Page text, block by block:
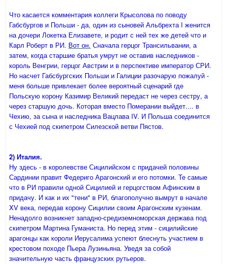
Что касается комментария коллеги Крысолова по поводу
Габсбургов и Польши - да, один из сыновей Альбрехта I женится
на дочери Локетка Елизавете, и родит с ней тех же детей что и
Карл Роберт в РИ. Вот он. Сначала герцог Трансильвании, а
затем, когда старшие братья умрут не оставив наследников -
король Венгрии, герцог Австрии и в перспективе император СРИ.
Но насчет Габсбургских Польши и Галиции разочарую пожалуй -
меня больше привлекает более вероятный сценарий где
Польскую корону Казимир Великий передаст не через сестру, а
через старшую дочь. Которая вместо Померании выйдет.... в
Чехию, за сына и наследника Вацлава IV. И Польша соединится
с Чехией под скипетром Силезской ветви Пястов.
2) Италия.
Ну здесь - в королевстве Сицилийском с придачей половины
Сардинии правит Федериго Арагонский и его потомки. Те самые
что в РИ правили одной Сицилией и герцогством Афинским в
придачу. И как и их "тени" в РИ, благополучно вымрут в начале
XV века, передав корону Сицилии своим Арагонским кузенам.
Ненадолго возникнет западно-средиземноморская держава под
скипетром Мартина Гуманиста. Но перед этим - сицилийские
арагонцы как короли Иерусалима успеют блеснуть участием в
крестовом походе Пьера Лузиньяна. Уведя за собой
значительную часть французских рутьеров.